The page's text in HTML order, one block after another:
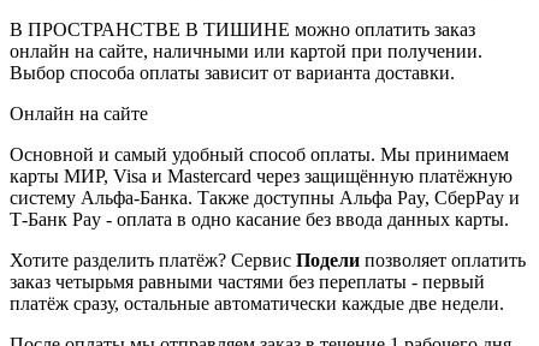
В ПРОСТРАНСТВЕ В ТИШИНЕ можно оплатить заказ
онлайн на сайте, наличными или картой при получении.
Выбор способа оплаты зависит от варианта доставки.
Онлайн на сайте
Основной и самый удобный способ оплаты. Мы принимаем
карты МИР, Visa и Mastercard через защищённую платёжную
систему Альфа-Банка. Также доступны Альфа Pay, СберPay и
Т-Банк Pay - оплата в одно касание без ввода данных карты.
Хотите разделить платёж? Сервис Подели позволяет оплатить
заказ четырьмя равными частями без переплаты - первый
платёж сразу, остальные автоматически каждые две недели.